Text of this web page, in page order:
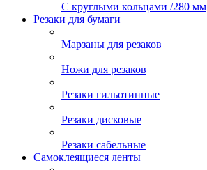
С круглыми кольцами /280 мм
Резаки для бумаги
Марзаны для резаков
Ножи для резаков
Резаки гильотинные
Резаки дисковые
Резаки сабельные
Самоклеящиеся ленты